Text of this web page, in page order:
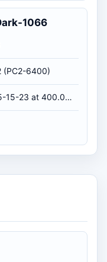
1066
(PC2-6400)
5-5-5-15-23 at 400.0 MHz, at 1.8 volts (CL-RCD-RP-RAS-RC)